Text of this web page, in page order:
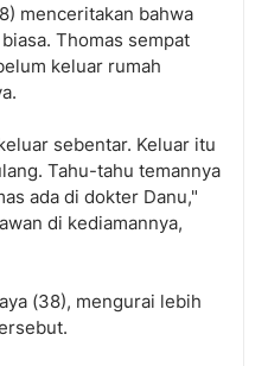
menceritakan bahwa
Thomas sempat
keluar rumah
sebentar. Keluar itu
Tahu-tahu temannya
ada di dokter Danu,"
di kediamannya,
(38), mengurai lebih